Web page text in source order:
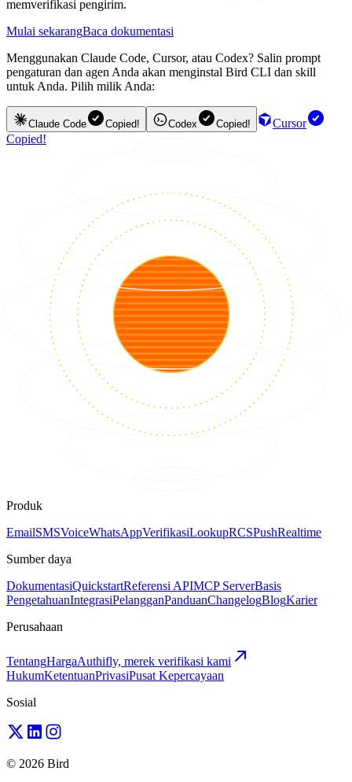
memverifikasi pengirim.
Mulai sekarangBaca dokumentasi
Menggunakan Claude Code, Cursor, atau Codex? Salin prompt
pengaturan dan agen Anda akan menginstal Bird CLI dan skill
untuk Anda. Pilih milik Anda:
Claude Code Copied! Codex Copied!
Cursor
Copied!
Produk
EmailSMSVoiceWhatsAppVerifikasiLookupRCSPushRealtime
Sumber daya
DokumentasiQuickstartReferensi APIMCP ServerBasis
PengetahuanIntegrasiPelangganPanduanChangelogBlogKarier
Perusahaan
TentangHargaAuthifly, merek verifikasi kami
HukumKetentuanPrivasiPusat Kepercayaan
Sosial
© 2026 Bird